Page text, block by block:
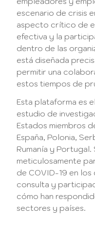
escenario de crisis
aspecto crítico de
efectiva y la
dentro de las
está diseñada
permitir una
estos tiempos de
Esta plataforma es
estudio de
Estados miembros
España, Polonia,
Rumanía y
meticulosamente
de COVID-19 en
consulta y
cómo han
sectores y países.